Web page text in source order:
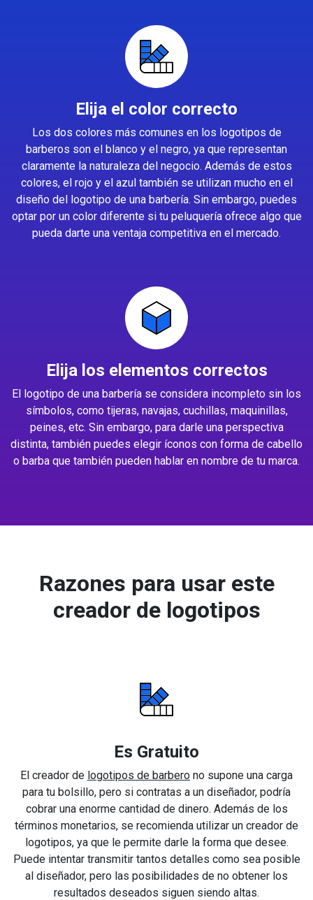
Elija el color correcto
Los dos colores más comunes en los logotipos de
barberos son el blanco y el negro, ya que representan
claramente la naturaleza del negocio. Además de estos
colores, el rojo y el azul también se utilizan mucho en el
diseño del logotipo de una barbería. Sin embargo, puedes
optar por un color diferente si tu peluquería ofrece algo que
pueda darte una ventaja competitiva en el mercado.
Elija los elementos correctos
El logotipo de una barbería se considera incompleto sin los
símbolos, como tijeras, navajas, cuchillas, maquinillas,
peines, etc. Sin embargo, para darle una perspectiva
distinta, también puedes elegir íconos con forma de cabello
o barba que también pueden hablar en nombre de tu marca.
Razones para usar este
creador de logotipos
Es Gratuito
El creador de logotipos de barbero no supone una carga
para tu bolsillo, pero si contratas a un diseñador, podría
cobrar una enorme cantidad de dinero. Además de los
términos monetarios, se recomienda utilizar un creador de
logotipos, ya que le permite darle la forma que desee.
Puede intentar transmitir tantos detalles como sea posible
al diseñador, pero las posibilidades de no obtener los
resultados deseados siguen siendo altas.